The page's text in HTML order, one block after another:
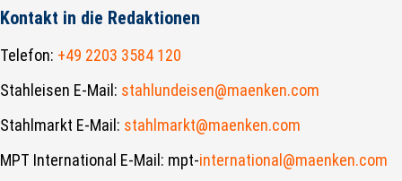
Kontakt in die Redaktionen
Telefon: +49 2203 3584 120
Stahleisen E-Mail: stahlundeisen@maenken.com
Stahlmarkt E-Mail: stahlmarkt@maenken.com
MPT International E-Mail: mpt-international@maenken.com